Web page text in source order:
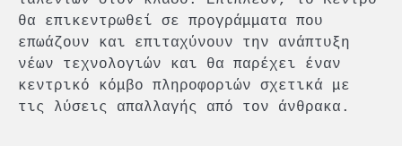
θα επικεντρωθεί σε προγράμματα που
επωάζουν και επιταχύνουν την ανάπτυξη
νέων τεχνολογιών και θα παρέχει έναν
κεντρικό κόμβο πληροφοριών σχετικά με
τις λύσεις απαλλαγής από τον άνθρακα.